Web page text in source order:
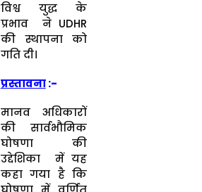
विश्व युद्ध के
प्रभाव ने UDHR
की स्थापना को
गति दी।
प्रस्तावना :-
मानव अधिकारों
की सार्वभौमिक
घोषणा की
उद्देशिका में यह
कहा गया है कि